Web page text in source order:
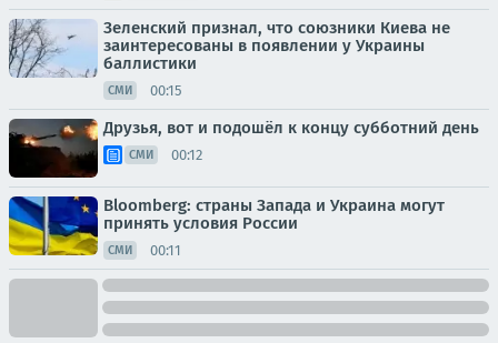
Зеленский признал, что союзники Киева не
заинтересованы в появлении у Украины
баллистики
СМИ 00:15
Друзья, вот и подошёл к концу субботний день
СМИ 00:12
Bloomberg: страны Запада и Украина могут
принять условия России
СМИ 00:11